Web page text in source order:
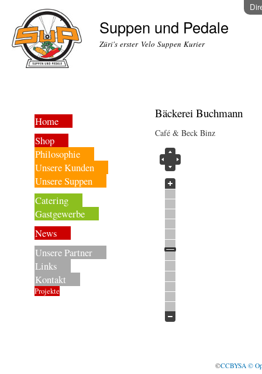
Suppen und Pedale
Züri's erster Velo Suppen Kurier
Home
Shop
Philosophie
Unsere Kunden
Unsere Suppen
Catering
Gastgewerbe
News
Unsere Partner
Links
Kontakt
Projekte
Bäckerei Buchmann
Café & Beck Binz
©CCBYSA ©